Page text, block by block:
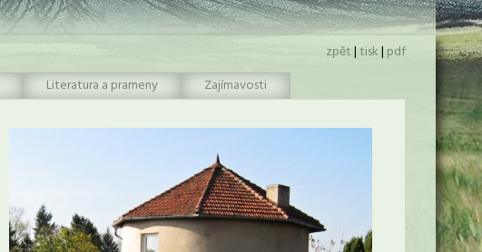
zpět|tisk|pdf
Literatura a prameny
Zajímavosti